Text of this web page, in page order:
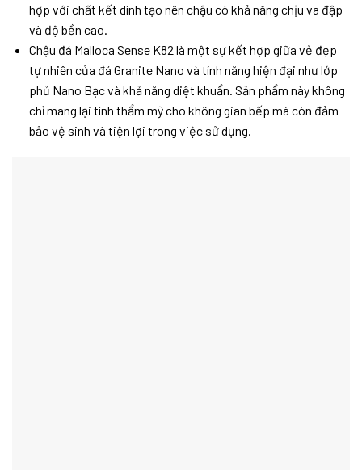
hợp với chất kết dính tạo nên chậu có khả năng chịu va đập
và độ bền cao.
Chậu đá Malloca Sense K82 là một sự kết hợp giữa vẻ đẹp
tự nhiên của đá Granite Nano và tính năng hiện đại như lớp
phủ Nano Bạc và khả năng diệt khuẩn. Sản phẩm này không
chỉ mang lại tính thẩm mỹ cho không gian bếp mà còn đảm
bảo vệ sinh và tiện lợi trong việc sử dụng.